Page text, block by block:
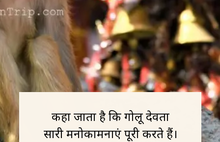
कहा जाता है कि गोलू देवता
सारी मनोकामनाएं पूरी करते हैं।